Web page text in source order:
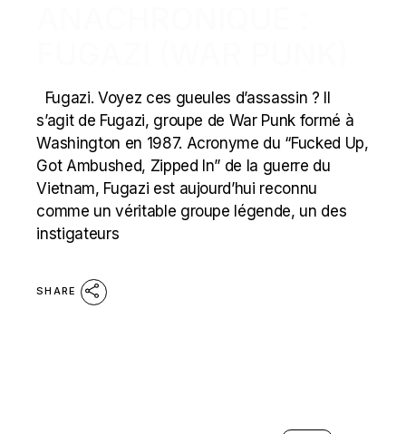
Fugazi. Voyez ces gueules d’assassin ? Il
s’agit de Fugazi, groupe de War Punk formé à
Washington en 1987. Acronyme du “Fucked Up,
Got Ambushed, Zipped In” de la guerre du
Vietnam, Fugazi est aujourd’hui reconnu
comme un véritable groupe légende, un des
instigateurs
SHARE